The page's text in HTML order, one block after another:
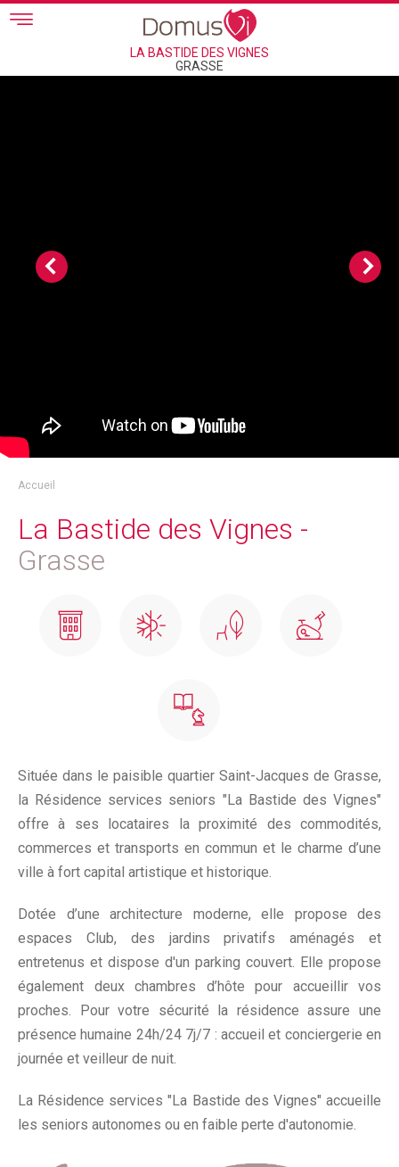
Skip to main content
LA BASTIDE DES VIGNES
GRASSE
Accueil
La Bastide des Vignes -
Grasse
Située dans le paisible quartier Saint-Jacques de Grasse,
la Résidence services seniors "La Bastide des Vignes"
offre à ses locataires la proximité des commodités,
commerces et transports en commun et le charme d’une
ville à fort capital artistique et historique.
Dotée d’une architecture moderne, elle propose des
espaces Club, des jardins privatifs aménagés et
entretenus et dispose d'un parking couvert. Elle propose
également deux chambres d’hôte pour accueillir vos
proches. Pour votre sécurité la résidence assure une
présence humaine 24h/24 7j/7 : accueil et conciergerie en
journée et veilleur de nuit.
La Résidence services "La Bastide des Vignes" accueille
les seniors autonomes ou en faible perte d'autonomie.